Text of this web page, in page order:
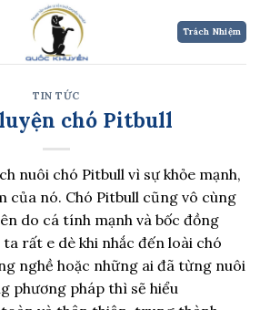
Trách Nhiệm
TIN TỨC
chó Pitbull
nuôi chó Pitbull vì sự khỏe mạnh,
của nó. Chó Pitbull cũng vô cùng
do cá tính mạnh và bốc đồng
rất e dè khi nhắc đến loài chó
nghề hoặc những ai đã từng nuôi
phương pháp thì sẽ hiểu